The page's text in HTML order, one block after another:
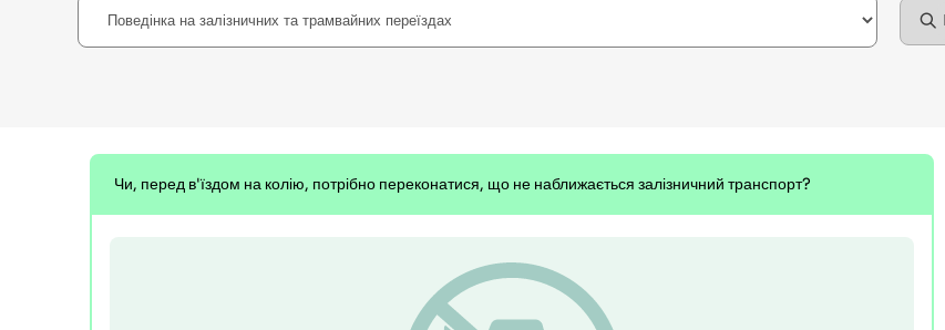
Чи, перед в'їздом на колію, потрібно переконатися, що не наближається залізничний транспорт?